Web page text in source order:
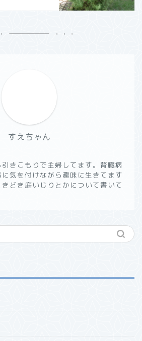
すえちゃん
きこもりで主婦してます。腎臓病
気を付けながら趣味に生きてます
どき庭いじりとかについて書いて